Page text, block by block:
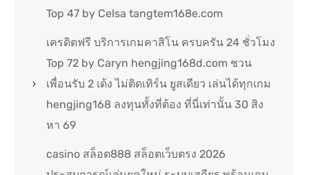
Top 47 by Celsa tangtem168e.com
เครดิตฟรี บริการเกมคาสิโน ครบครัน 24 ชั่วโมง
Top 72 by Caryn hengjing168d.com ชวน
เพื่อนรับ 2 เด้ง ไม่ติดเทิร์น ยูสเดียว เล่นได้ทุกเกม
hengjing168 ลงทุนทั้งที่ต้อง ที่นี่เท่านั้น 30 สิง
หา 69
casino สล็อต888 สล็อตเว็บตรง 2026